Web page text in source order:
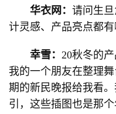
华衣网： 请问生
计灵感、产品亮点都有
幸雪： 20秋冬的
我的一个朋友在整理
期的新民晚报给我看
引，这些插图也是那